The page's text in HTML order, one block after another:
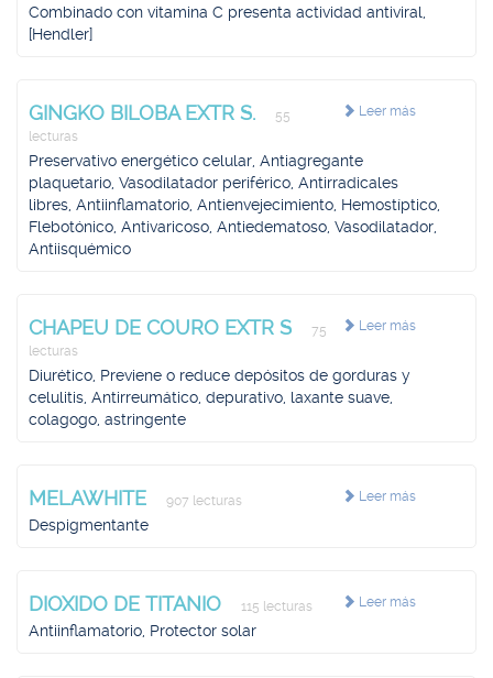
Combinado con vitamina C presenta actividad antiviral,
[Hendler]
Leer más
GINGKO BILOBA EXTR S.
55
lecturas
Preservativo energético celular, Antiagregante
plaquetario, Vasodilatador periférico, Antirradicales
libres, Antiinflamatorio, Antienvejecimiento, Hemostíptico,
Flebotónico, Antivaricoso, Antiedematoso, Vasodilatador,
Antiisquémico
Leer más
CHAPEU DE COURO EXTR S
75
lecturas
Diurético, Previene o reduce depósitos de gorduras y
celulitis, Antirreumático, depurativo, laxante suave,
colagogo, astringente
Leer más
MELAWHITE 907 lecturas
Despigmentante
Leer más
DIOXIDO DE TITANIO 115 lecturas
Antiinflamatorio, Protector solar